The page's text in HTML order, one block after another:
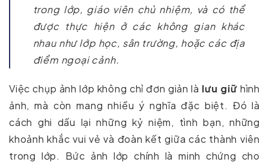
trong lớp, giáo viên chủ nhiệm, và có thể
được thực hiện ở các không gian khác
nhau như lớp học, sân trường, hoặc các địa
điểm ngoại cảnh.
Việc chụp ảnh lớp không chỉ đơn giản là lưu giữ hình
ảnh, mà còn mang nhiều ý nghĩa đặc biệt. Đó là
cách ghi dấu lại những kỷ niệm, tình bạn, những
khoảnh khắc vui vẻ và đoàn kết giữa các thành viên
trong lớp. Bức ảnh lớp chính là minh chứng cho